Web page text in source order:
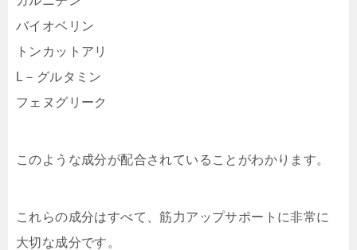
バイオベリン
トンカットアリ
L－グルタミン
フェヌグリーク
このような成分が配合されていることがわかります。
これらの成分はすべて、筋力アップサポートに非常に
大切な成分です。